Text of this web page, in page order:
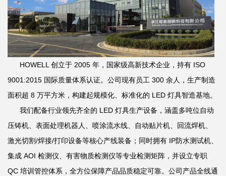
心
我
们
HOWELL 创立于 2005 年，国家级高新技术企业，持有 ISO
9001:2015 国际质量体系认证。公司现有员工 300 余人，生产制造
面积超 8 万平方米，构建起规模化、标准化的 LED 灯具智造基地。
我们配备行业领先齐全的 LED 灯具生产设备，涵盖多吨位自动
压铸机、表面处理机器人、喷涂流水线、自动贴片机、回流焊机、
激光切割/焊接/打印设备等核心产线装备；同时拥有 IP防水测试机、
集成 AOI 检测仪、有害物质检测仪等专业检测矩阵，并设立专职
QC 培训管控体系，全方位保障产品品质稳定可靠。公司产品全线通